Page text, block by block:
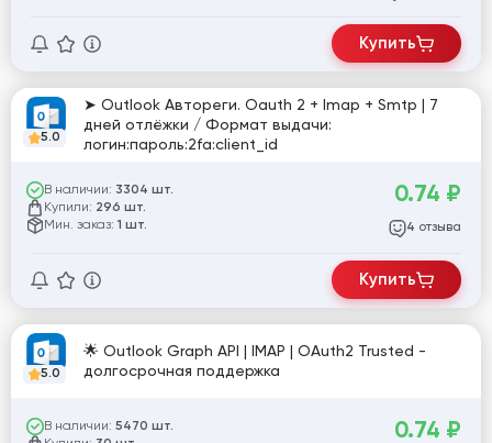
Купить
5.0
➤ Outlook Автореги. Oauth 2 + Imap + Smtp | 7
дней отлёжки / Формат выдачи:
логин:пароль:2fa:client_id
В наличии: 3304 шт.
Купили: 296 шт.
Мин. заказ: 1 шт.
0.74 ₽
4 отзыва
Купить
5.0
🌟 Outlook Graph API | IMAP | OAuth2 Trusted -
долгосрочная поддержка
В наличии: 5470 шт. 0.74 ₽